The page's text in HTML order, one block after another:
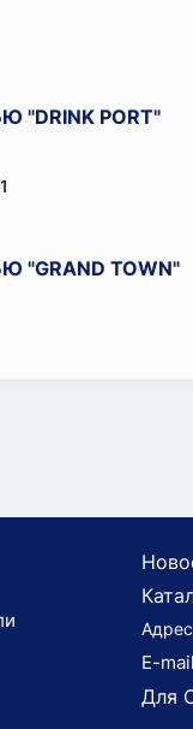
PORT"
TOWN"
E-
Для